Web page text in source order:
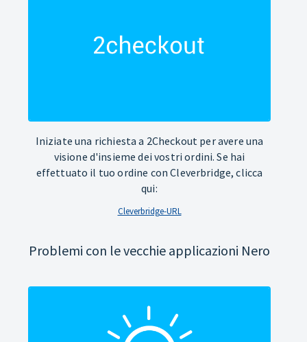
Iniziate una richiesta a 2Checkout per avere una
visione d'insieme dei vostri ordini. Se hai
effettuato il tuo ordine con Cleverbridge, clicca
qui:
Cleverbridge-URL
Problemi con le vecchie applicazioni Nero